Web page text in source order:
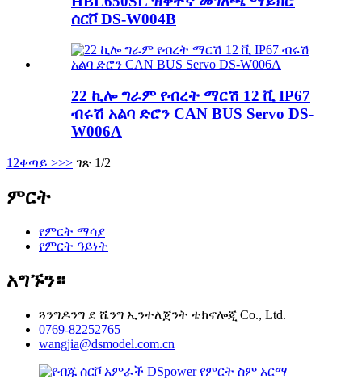
ሰርቮ DS-W004B
22 ኪሎ ግራም የብረት ማርሽ 12 ቪ IP67
ብሩሽ አልባ ድሮን CAN BUS Servo DS-
W006A
1 2ቀጣይ >>> ገጽ 1/2
ምርት
የምርት ማሳያ
የምርት ዓይነት
አግኙን።
ጓንግዶንግ ደ ሼንግ ኢንተለጀንት ቴክኖሎጂ Co., Ltd.
0769-82252765
wangjia@dsmodel.com.cn